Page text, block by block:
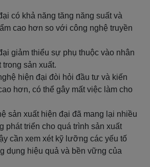
có khả năng tăng năng suất và
cao hơn so với công nghệ truyền
giảm thiểu sự phụ thuộc vào nhân
trong sản xuất.
hiện đại đòi hỏi đầu tư và kiến
hơn, có thể gây mất việc làm cho
sản xuất hiện đại đã mang lại nhiều
phát triển cho quá trình sản xuất
cần xem xét kỹ lưỡng các yếu tố
dụng hiệu quả và bền vững của